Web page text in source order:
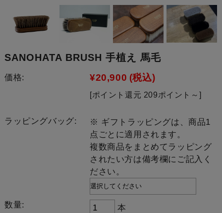
SANOHATA BRUSH 手植え 馬毛
価格: ¥20,900 (税込)
[ポイント還元 209ポイント～]
ラッピングバッグ:
※ ギフトラッピングは、商品1
点ごとに適用されます。
複数商品をまとめてラッピング
されたい方は備考欄にご記入く
ださい。
数量: 本